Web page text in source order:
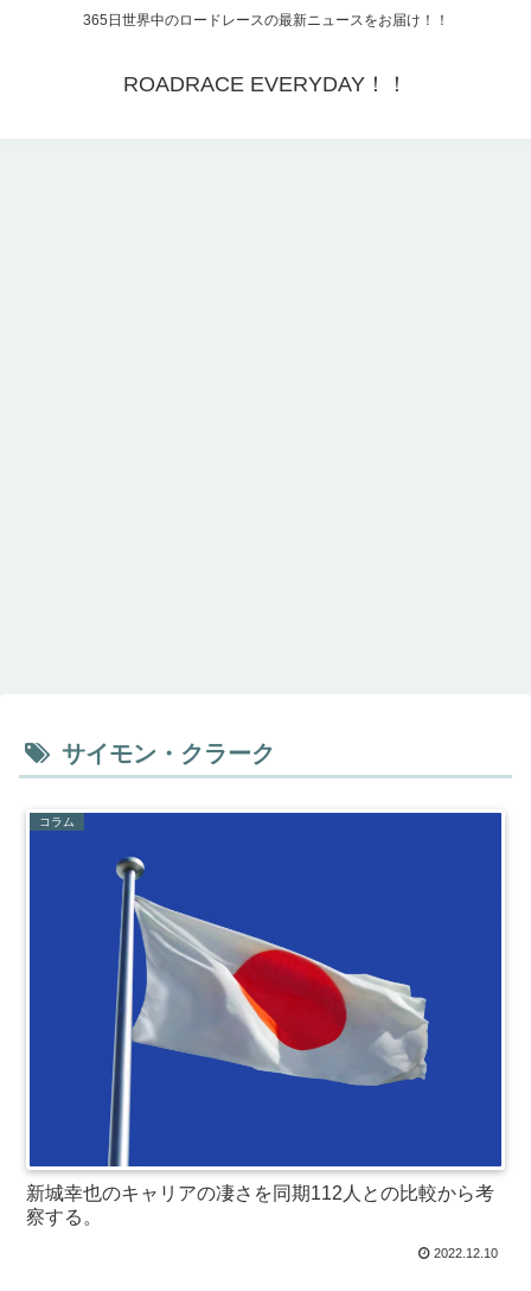
365日世界中のロードレースの最新ニュースをお届け！！
ROADRACE EVERYDAY！！
サイモン・クラーク
コラム
新城幸也のキャリアの凄さを同期112人との比較から考
察する。
2022.12.10